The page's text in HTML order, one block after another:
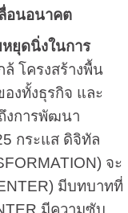
อนอนาคต
ยุดนิ่งในการ
โครงสร้างพื้น
งทั้งธุรกิจ และ
งการพัฒนา
กระแส ดิจิทัล
จะ
มีบทบาทที่
มีความซับ